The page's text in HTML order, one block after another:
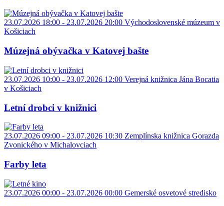
23.07.2026 18:00 - 23.07.2026 20:00 Východoslovenské múzeum v
Košiciach
Múzejná obývačka v Katovej bašte
23.07.2026 10:00 - 23.07.2026 12:00 Verejná knižnica Jána Bocatia
v Košiciach
Letní drobci v knižnici
23.07.2026 09:00 - 23.07.2026 10:30 Zemplínska knižnica Gorazda
Zvonického v Michalovciach
Farby leta
23.07.2026 00:00 - 23.07.2026 00:00 Gemerské osvetové stredisko